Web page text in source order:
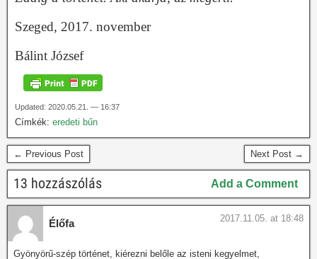
Szeged, 2017. november
Bálint József
Updated: 2020.05.21. — 16:37
Címkék: eredeti bűn
← Previous Post Next Post →
13 hozzászólás Add a Comment
Élőfa 2017.11.05. at 18:48
Gyönyörű-szép történet, kiérezni belőle az isteni kegyelmet,